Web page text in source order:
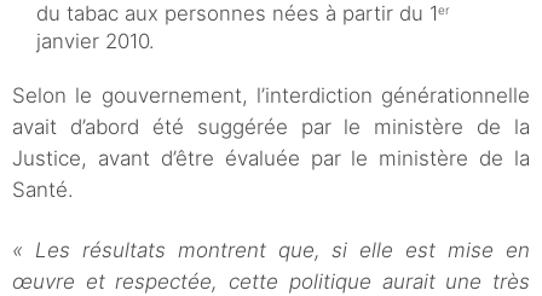
du tabac aux personnes nées à partir du 1er
janvier 2010.
Selon le gouvernement, l’interdiction générationnelle
avait d’abord été suggérée par le ministère de la
Justice, avant d’être évaluée par le ministère de la
Santé.
« Les résultats montrent que, si elle est mise en
œuvre et respectée, cette politique aurait une très